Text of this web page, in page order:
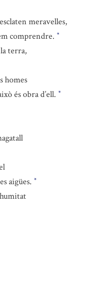
meravelles,
comprendre. *
terra,
homes
és obra d’ell. *
aigües. *